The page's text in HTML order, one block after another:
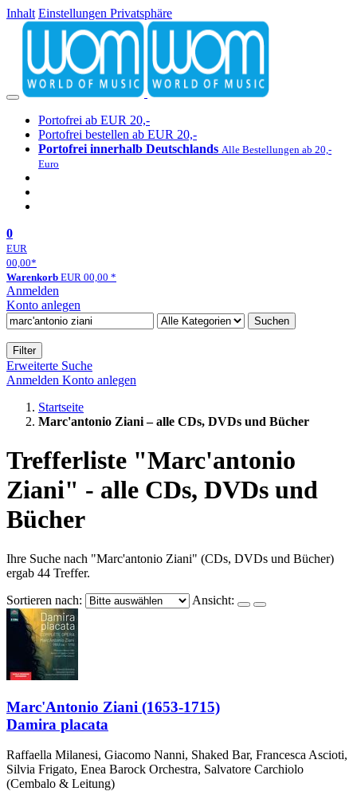
Inhalt Einstellungen Privatsphäre
Portofrei ab EUR 20,-
Portofrei bestellen ab EUR 20,-
Portofrei innerhalb Deutschlands Alle Bestellungen ab 20,-
Euro
0
EUR
00,00*
Warenkorb EUR 00,00 *
Anmelden
Konto anlegen
Suchen
Filter
Erweiterte Suche
Anmelden Konto anlegen
Startseite
Marc'antonio Ziani – alle CDs, DVDs und Bücher
Trefferliste "Marc'antonio
Ziani" - alle CDs, DVDs und
Bücher
Ihre Suche nach "Marc'antonio Ziani" (CDs, DVDs und Bücher)
ergab 44 Treffer.
Sortieren nach:
Ansicht:
Marc'Antonio Ziani (1653-1715)
Damira placata
Raffaella Milanesi, Giacomo Nanni, Shaked Bar, Francesca Ascioti,
Silvia Frigato, Enea Barock Orchestra, Salvatore Carchiolo
(Cembalo & Leitung)